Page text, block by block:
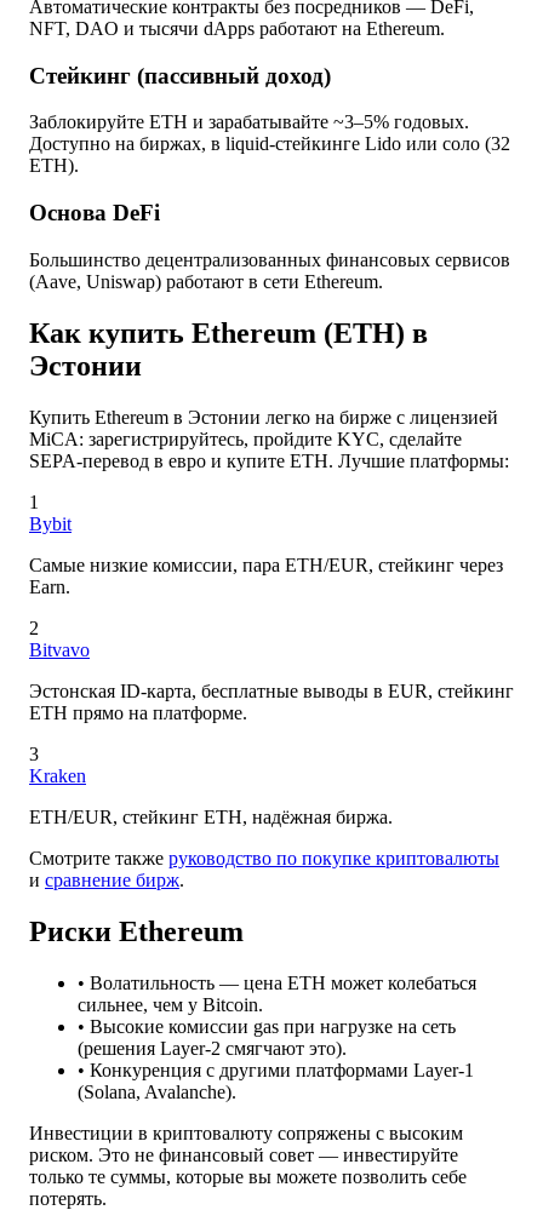
Автоматические контракты без посредников — DeFi,
NFT, DAO и тысячи dApps работают на Ethereum.
Стейкинг (пассивный доход)
Заблокируйте ETH и зарабатывайте ~3–5% годовых.
Доступно на биржах, в liquid-стейкинге Lido или соло (32
ETH).
Основа DeFi
Большинство децентрализованных финансовых сервисов
(Aave, Uniswap) работают в сети Ethereum.
Как купить Ethereum (ETH) в
Эстонии
Купить Ethereum в Эстонии легко на бирже с лицензией
MiCA: зарегистрируйтесь, пройдите KYC, сделайте
SEPA-перевод в евро и купите ETH. Лучшие платформы:
1
Bybit
Самые низкие комиссии, пара ETH/EUR, стейкинг через
Earn.
2
Bitvavo
Эстонская ID-карта, бесплатные выводы в EUR, стейкинг
ETH прямо на платформе.
3
Kraken
ETH/EUR, стейкинг ETH, надёжная биржа.
Смотрите также руководство по покупке криптовалюты
и сравнение бирж.
Риски Ethereum
• Волатильность — цена ETH может колебаться
сильнее, чем у Bitcoin.
• Высокие комиссии gas при нагрузке на сеть
(решения Layer-2 смягчают это).
• Конкуренция с другими платформами Layer-1
(Solana, Avalanche).
Инвестиции в криптовалюту сопряжены с высоким
риском. Это не финансовый совет — инвестируйте
только те суммы, которые вы можете позволить себе
потерять.